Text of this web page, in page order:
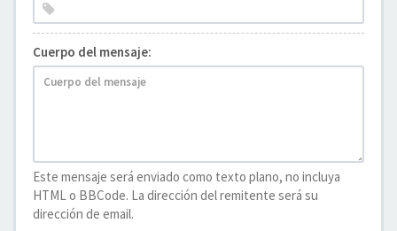
Cuerpo del mensaje:
Este mensaje será enviado como texto plano, no incluya
HTML o BBCode. La dirección del remitente será su
dirección de email.